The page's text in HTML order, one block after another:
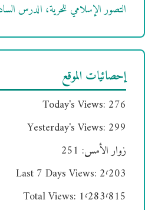
التصور الإسلامي للحرية، الدرس
إحصائيات الموقع
Today's Views: 276
Yesterday's Views: 299
زوار الأمس: 251
Last 7 Days Views: 2٬203
Total Views: 1٬283٬815